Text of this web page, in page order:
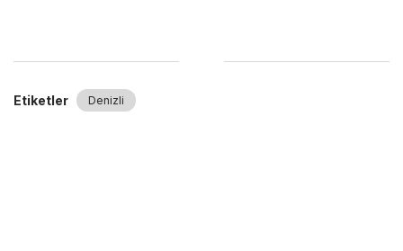
Etiketler Denizli